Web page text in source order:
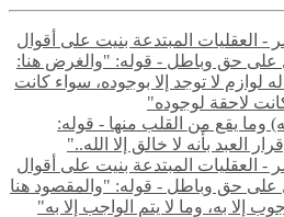
- العقليات المبتدعة بنيت على أقوال
على حق وباطل - قوله: "والغرض هنا:
لوازم لا توجد إلا بوجوده، سواء كانت
لاحقة لوجوده"
وما يقع من القلب منها - قوله:
العبد بأنه لا خالق إلا الله.."
- العقليات المبتدعة بنيت على أقوال
حق وباطل - قوله: "والمقصود هنا
إلا به، وما لا يتم الواجب إلا به"